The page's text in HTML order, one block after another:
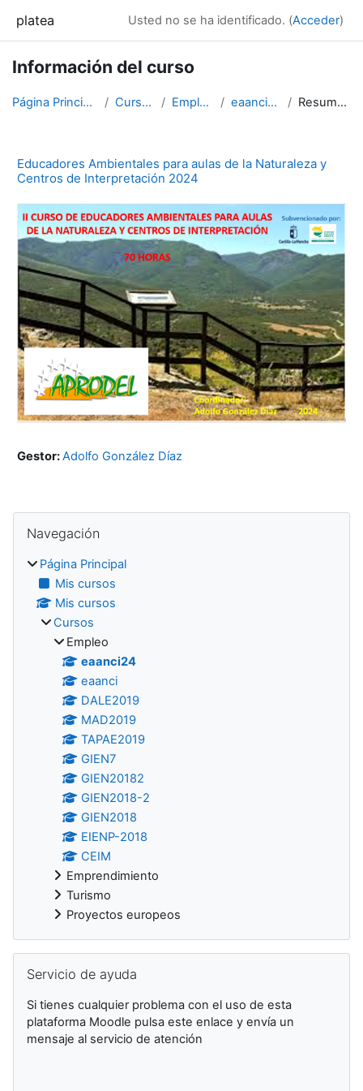
platea Usted no se ha identificado. (Acceder)
Información del curso
Página Principal Cursos Empleo eaanci24 Resumen
Educadores Ambientales para aulas de la Naturaleza y
Centros de Interpretación 2024
Gestor:Adolfo González Díaz
Navegación
Página Principal
Mis cursos
Mis cursos
Cursos
Empleo
eaanci24
eaanci
DALE2019
MAD2019
TAPAE2019
GIEN7
GIEN20182
GIEN2018-2
GIEN2018
EIENP-2018
CEIM
Emprendimiento
Turismo
Proyectos europeos
Servicio de ayuda
Si tienes cualquier problema con el uso de esta
plataforma Moodle pulsa este enlace y envía un
mensaje al servicio de atención